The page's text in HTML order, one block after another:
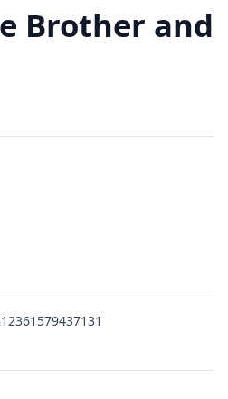
Brother and